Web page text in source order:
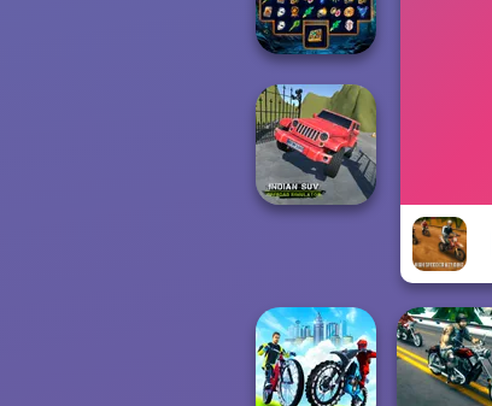
Vortex 9
Sorcerer
Mahjong Marvels
Simulator